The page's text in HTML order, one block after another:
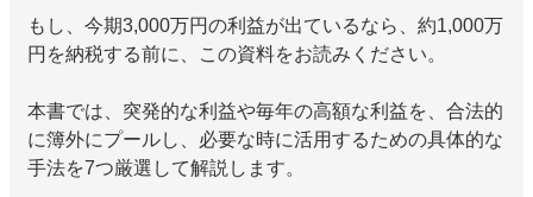
もし、今期3,000万円の利益が出ているなら、約1,000万
円を納税する前に、この資料をお読みください。
本書では、突発的な利益や毎年の高額な利益を、合法的
に簿外にプールし、必要な時に活用するための具体的な
手法を7つ厳選して解説します。